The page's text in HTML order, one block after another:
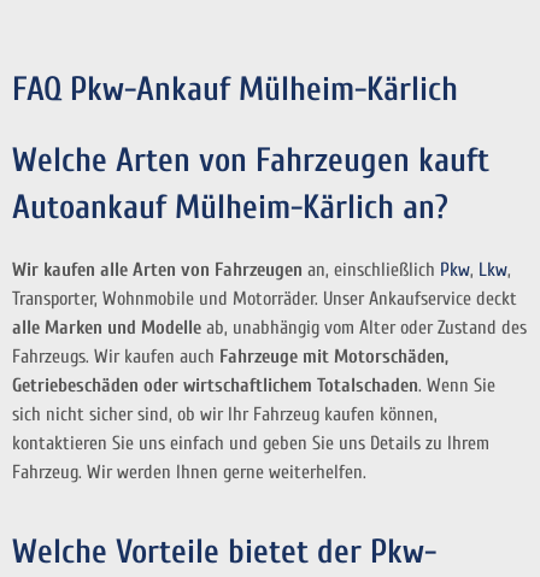
FAQ Pkw-Ankauf Mülheim-Kärlich
Welche Arten von Fahrzeugen kauft
Autoankauf Mülheim-Kärlich an?
Wir kaufen alle Arten von Fahrzeugen an, einschließlich Pkw, Lkw,
Transporter, Wohnmobile und Motorräder. Unser Ankaufservice deckt
alle Marken und Modelle ab, unabhängig vom Alter oder Zustand des
Fahrzeugs. Wir kaufen auch Fahrzeuge mit Motorschäden,
Getriebeschäden oder wirtschaftlichem Totalschaden. Wenn Sie
sich nicht sicher sind, ob wir Ihr Fahrzeug kaufen können,
kontaktieren Sie uns einfach und geben Sie uns Details zu Ihrem
Fahrzeug. Wir werden Ihnen gerne weiterhelfen.
Welche Vorteile bietet der Pkw-